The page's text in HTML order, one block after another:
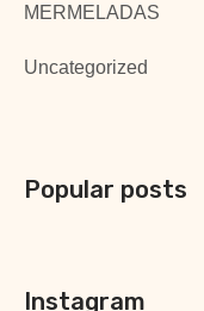
MERMELADAS
Uncategorized
Popular posts
Instagram